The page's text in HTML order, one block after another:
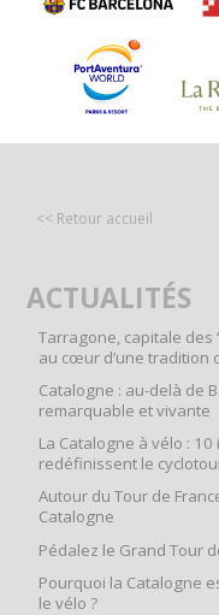
<< Retour accueil
ACTUALITÉS
Tarragone, capitale des
au cœur d’une tradition
Catalogne : au-delà de
remarquable et vivante
La Catalogne à vélo :
redéfinissent le
Autour du Tour de
Catalogne
Pédalez le Grand Tour
Pourquoi la Catalogne
le vélo ?